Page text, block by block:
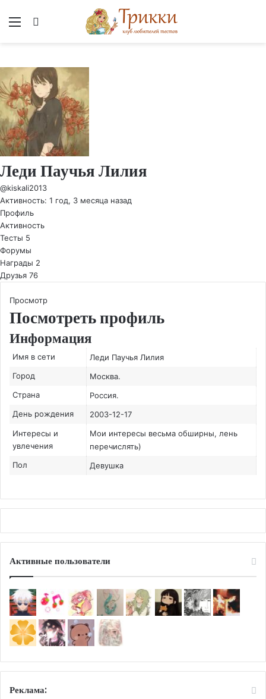
Меню
Леди Паучья Лилия
@kiskali2013
Активность: 1 год, 3 месяца назад
Профиль
Активность
Тесты 5
Форумы
Награды 2
Друзья 76
Просмотр
Посмотреть профиль
Информация
Имя в сети
Леди Паучья Лилия
Город
Москва.
Страна
Россия.
День рождения
2003-12-17
Интересы и
увлечения
Мои интересы весьма обширны, лень
перечислять)
Пол
Девушка
Активные пользователи
Реклама: